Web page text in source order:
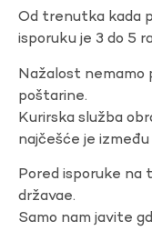
Od trenutka kada
isporuku je 3 do 5
Nažalost nemamo
poštarine.
Kurirska služba
najčešće je
Pored isporuke na
državae.
Samo nam javite